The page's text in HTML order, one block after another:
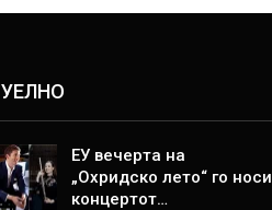
ЕУ вечерта на
„Охридско лето“ го носи
концертот…